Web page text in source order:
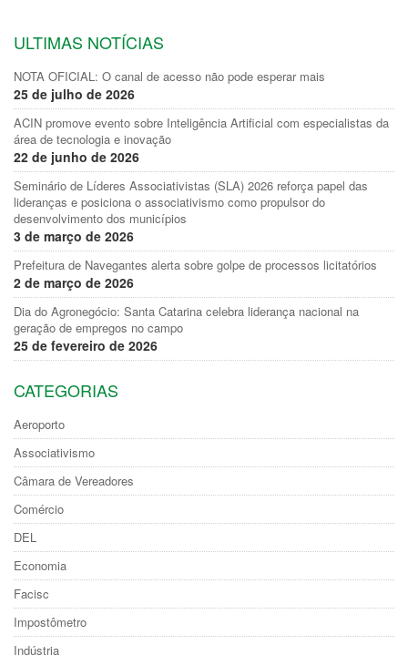
ULTIMAS NOTÍCIAS
NOTA OFICIAL: O canal de acesso não pode esperar mais
25 de julho de 2026
ACIN promove evento sobre Inteligência Artificial com especialistas da
área de tecnologia e inovação
22 de junho de 2026
Seminário de Líderes Associativistas (SLA) 2026 reforça papel das
lideranças e posiciona o associativismo como propulsor do
desenvolvimento dos municípios
3 de março de 2026
Prefeitura de Navegantes alerta sobre golpe de processos licitatórios
2 de março de 2026
Dia do Agronegócio: Santa Catarina celebra liderança nacional na
geração de empregos no campo
25 de fevereiro de 2026
CATEGORIAS
Aeroporto
Associativismo
Câmara de Vereadores
Comércio
DEL
Economia
Facisc
Impostômetro
Indústria